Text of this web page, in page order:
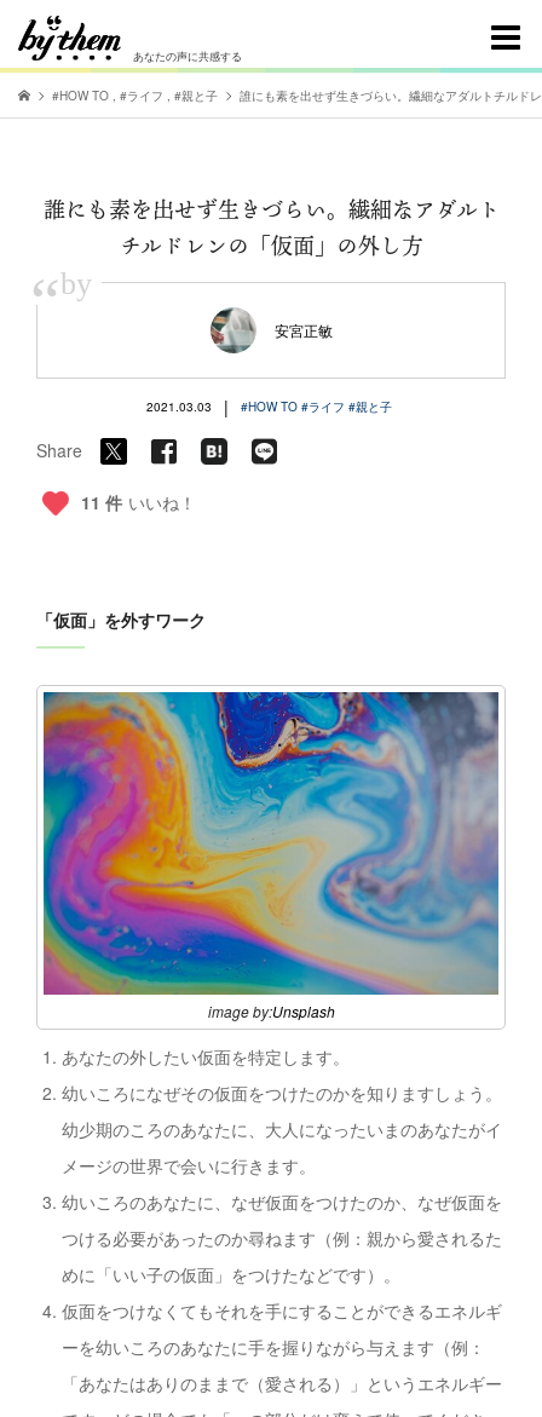
あなたの声に共感する
#HOW TO , #ライフ , #親と子 誰にも素を出せず生きづらい。繊細なアダルトチルド
誰にも素を出せず生きづらい。繊細なアダルト
チルドレンの「仮面」の外し方
“by
安宮正敏
2021.03.03 | #HOW TO #ライフ #親と子
Share
11 件 いいね！
「仮面」を外すワーク
image by:Unsplash
あなたの外したい仮面を特定します。
幼いころになぜその仮面をつけたのかを知りますしょう。
幼少期のころのあなたに、大人になったいまのあなたがイ
メージの世界で会いに行きます。
幼いころのあなたに、なぜ仮面をつけたのか、なぜ仮面を
つける必要があったのか尋ねます（例：親から愛されるた
めに「いい子の仮面」をつけたなどです）。
仮面をつけなくてもそれを手にすることができるエネルギ
ーを幼いころのあなたに手を握りながら与えます（例：
「あなたはありのままで（愛される）」というエネルギー